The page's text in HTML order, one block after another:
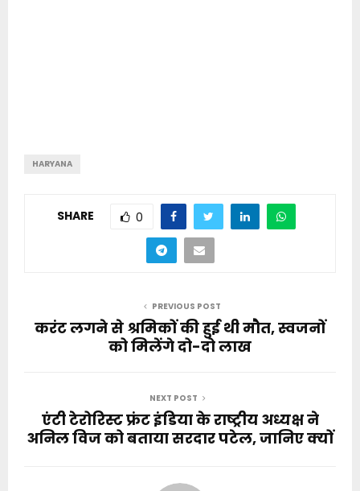
HARYANA
SHARE 0
PREVIOUS POST
करंट लगने से श्रमिकों की हुई थी मौत, स्वजनों
को मिलेंगे दो-दो लाख
NEXT POST
एंटी टेरोरिस्ट फ्रंट इंडिया के राष्ट्रीय अध्यक्ष ने
अनिल विज को बताया सरदार पटेल, जानिए क्यों